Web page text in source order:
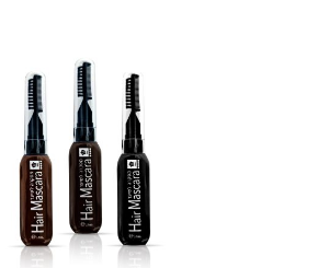
ו
ל
צ
ו
ו
ר